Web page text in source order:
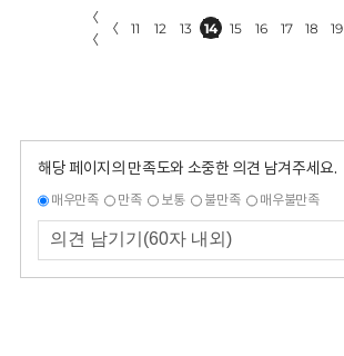
〈
〈
〈 11 12 13 14 15 16 17 18 19
해당 페이지의 만족도와 소중한 의견 남겨주세요.
매우만족 만족 보통 불만족 매우불만족